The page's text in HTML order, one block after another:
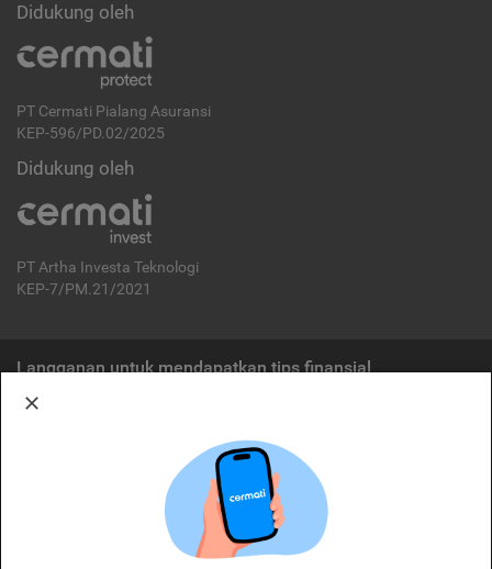
Didukung oleh
PT Cermati Pialang Asuransi
KEP-596/PD.02/2025
Didukung oleh
PT Artha Investa Teknologi
KEP-7/PM.21/2021
Langganan untuk mendapatkan tips finansial
Cermati merupakan penyelenggara agregasi jasa keuangan yang terdaftar di
OJK. Oleh karena itu, produk dan/atau layanan jasa keuangan yang
ditawarkan bukan merupakan produk dan/atau layanan jasa keuangan yang
diterbitkan oleh Cermati dan Cermati tidak bertanggung jawab atas tuntutan